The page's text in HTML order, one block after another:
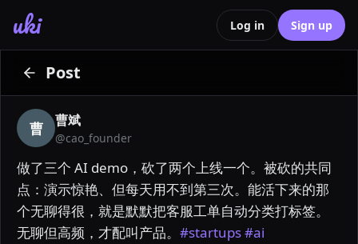
uki Log in Sign up
Post
曹 曹斌
@cao_founder
做了三个 AI demo，砍了两个上线一个。被砍的共同
点：演示惊艳、但每天用不到第三次。能活下来的那
个无聊得很，就是默默把客服工单自动分类打标签。
无聊但高频，才配叫产品。 #startups#ai